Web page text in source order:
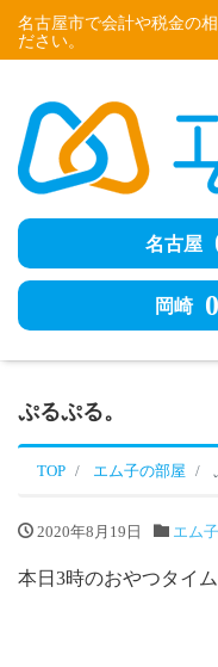
名古屋市で会計や税金の
ださい。
名古屋
岡崎
ぷるぷる。
TOP エム子の部屋
2020年8月19日 エム
本日3時のおやつタイム